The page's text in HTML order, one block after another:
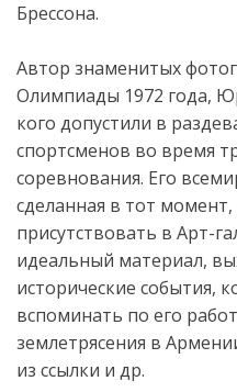
Брессона.
Автор знаменитых
Олимпиады 1972 года,
кого допустили в
спортсменов во время
соревнования. Его
сделанная в тот момент,
присутствовать в Арт-
идеальный материал,
исторические события,
вспоминать по его
землетрясения в
из ссылки и др.